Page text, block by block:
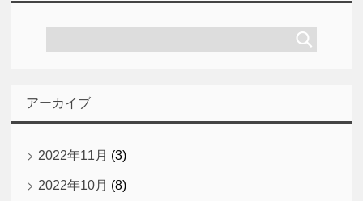
アーカイブ
2022年11月 (3)
2022年10月 (8)